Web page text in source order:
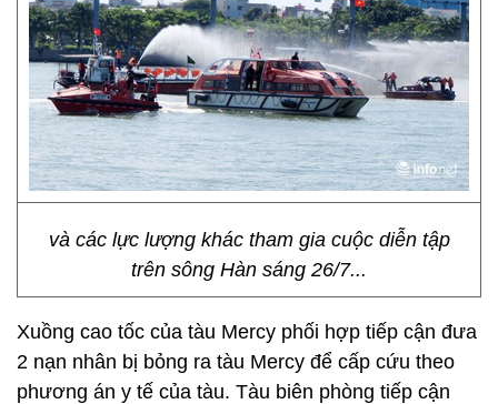
và các lực lượng khác tham gia cuộc diễn tập
trên sông Hàn sáng 26/7...
Xuồng cao tốc của tàu Mercy phối hợp tiếp cận đưa
2 nạn nhân bị bỏng ra tàu Mercy để cấp cứu theo
phương án y tế của tàu. Tàu biên phòng tiếp cận